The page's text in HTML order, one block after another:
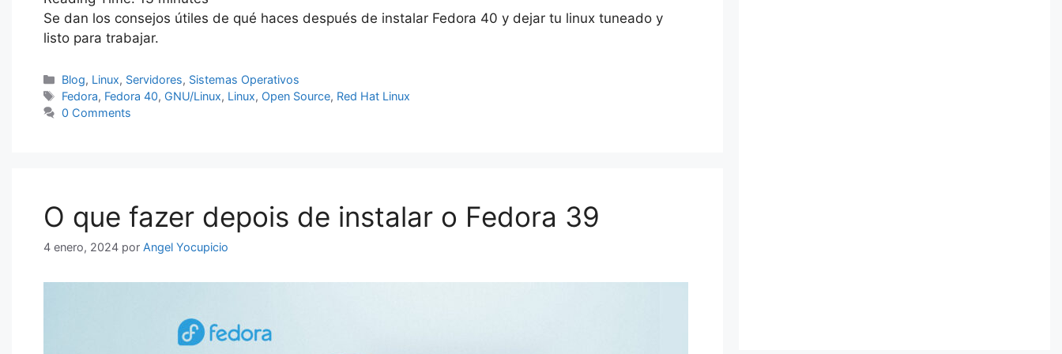
c
e
o
o
itt
er
at
s
p
p
k
n
er e
gr
m
fe s
s
n
g
ai s
g
m
Se dan los consejos útiles de qué haces después de instalar Fedora 40 y dejar tu linux tuneado y
listo para trabajar.
Categorías
Blog, Linux, Servidores, Sistemas Operativos
Etiquetas
Fedora, Fedora 40, GNU/Linux, Linux, Open Source, Red Hat Linux
0 Comments
O que fazer depois de instalar o Fedora 39
4 enero, 2024 por Angel Yocupicio